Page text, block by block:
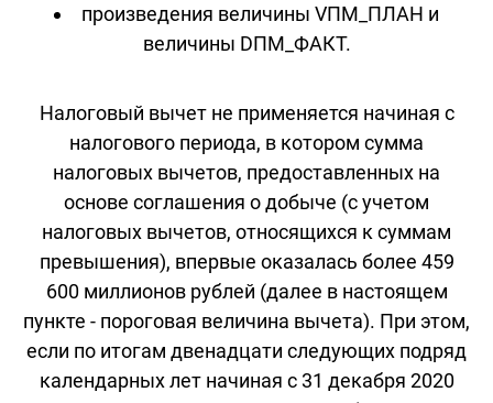
произведения величины VПМ_ПЛАН и
величины DПМ_ФАКТ.
Налоговый вычет не применяется начиная с
налогового периода, в котором сумма
налоговых вычетов, предоставленных на
основе соглашения о добыче (с учетом
налоговых вычетов, относящихся к суммам
превышения), впервые оказалась более 459
600 миллионов рублей (далее в настоящем
пункте - пороговая величина вычета). При этом,
если по итогам двенадцати следующих подряд
календарных лет начиная с 31 декабря 2020